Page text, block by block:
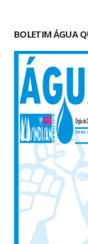
BOLETIM ÁGUA